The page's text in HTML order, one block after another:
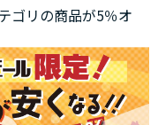
ゴリの商品が5％オ